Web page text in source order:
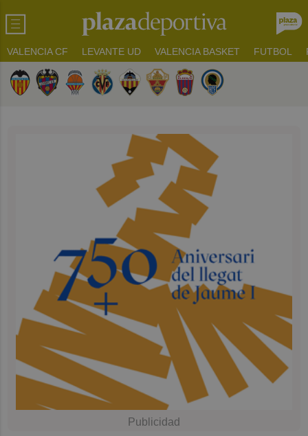
VALENCIA CF LEVANTE UD VALENCIA BASKET FUTBOL